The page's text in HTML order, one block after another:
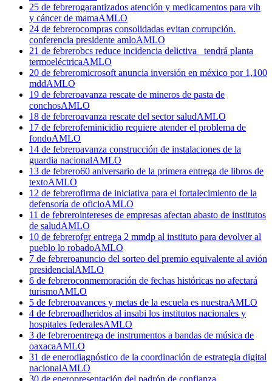
25 de febrerogarantizados atención y medicamentos para vih
y cáncer de mamaAMLO
24 de febrerocompras consolidadas evitan corrupción.
conferencia presidente amloAMLO
21 de febrerobcs reduce incidencia delictiva_ tendrá planta
termoeléctricaAMLO
20 de febreromicrosoft anuncia inversión en méxico por 1,100
mddAMLO
19 de febreroavanza rescate de mineros de pasta de
conchosAMLO
18 de febreroavanza rescate del sector saludAMLO
17 de febrerofeminicidio requiere atender el problema de
fondoAMLO
14 de febreroavanza construcción de instalaciones de la
guardia nacionalAMLO
13 de febrero60 aniversario de la primera entrega de libros de
textoAMLO
12 de febrerofirma de iniciativa para el fortalecimiento de la
defensoría de oficioAMLO
11 de febrerointereses de empresas afectan abasto de institutos
de saludAMLO
10 de febrerofgr entrega 2 mmdp al instituto para devolver al
pueblo lo robadoAMLO
7 de febreroanuncio del sorteo del premio equivalente al avión
presidencialAMLO
6 de febreroconmemoración de fechas históricas no afectará
turismoAMLO
5 de febreroavances y metas de la escuela es nuestraAMLO
4 de febreroadheridos al insabi los institutos nacionales y
hospitales federalesAMLO
3 de febreroentrega de instrumentos a bandas de música de
oaxacaAMLO
31 de enerodiagnóstico de la coordinación de estrategia digital
nacionalAMLO